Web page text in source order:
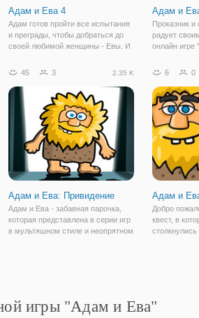
Адам и Ева 4
Адам готов пройти все испытания
и преграды, чтобы добраться до
своей любимой женщины - Евы. И
сами увидите и поможете ему
представляет собой логический
квест в
Адам и
Проказник и
радует
онлайн игре
зомби.
придется
45 3 2.35 K
Адам и Ева: Привидение
Адам и Ева - забавная парочка,
которая представлена в серии игр
в мультяшном стиле и неопрятном
6 0
Адам и
Добро
квест, в
игры "Адам и Ева"